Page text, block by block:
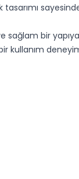
bir yapıya
kullanım